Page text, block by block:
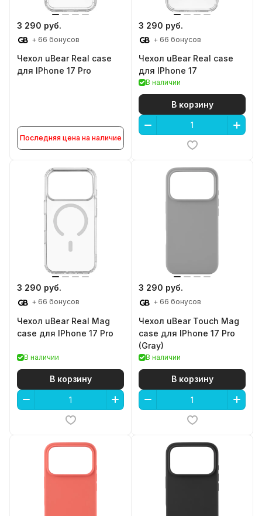
3 290 руб.
+ 66 бонусов
Чехол uBear Real case
для IPhone 17 Pro
Последняя цена на наличие
3 290 руб.
+ 66 бонусов
Чехол uBear Real case
для IPhone 17
В наличии
В корзину
3 290 руб.
+ 66 бонусов
Чехол uBear Real Mag
case для IPhone 17 Pro
В наличии
В корзину
3 290 руб.
+ 66 бонусов
Чехол uBear Touch Mag
case для IPhone 17 Pro
(Gray)
В наличии
В корзину